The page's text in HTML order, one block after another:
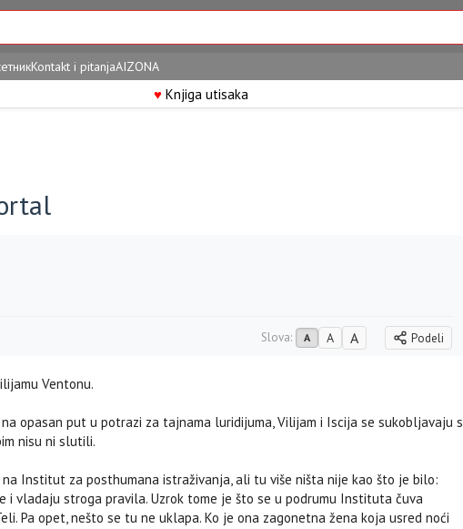
Kontakt i pitanjaAIZONA
♥Knjiga utisaka
Slova: A A A Podeli
Ventonu.
opasan put u potrazi za tajnama luridijuma, Vilijam i Iscija se sukobljavaju s
nisu ni slutili.
na Institut za posthumana istraživanja, ali tu više ništa nije kao što je bilo:
i vladaju stroga pravila. Uzrok tome je što se u podrumu Instituta čuva
Pa opet, nešto se tu ne uklapa. Ko je ona zagonetna žena koja usred noći